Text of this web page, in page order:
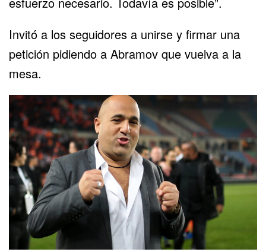
Invitó a los seguidores a unirse y firmar una
petición pidiendo a Abramov que vuelva a la
mesa.